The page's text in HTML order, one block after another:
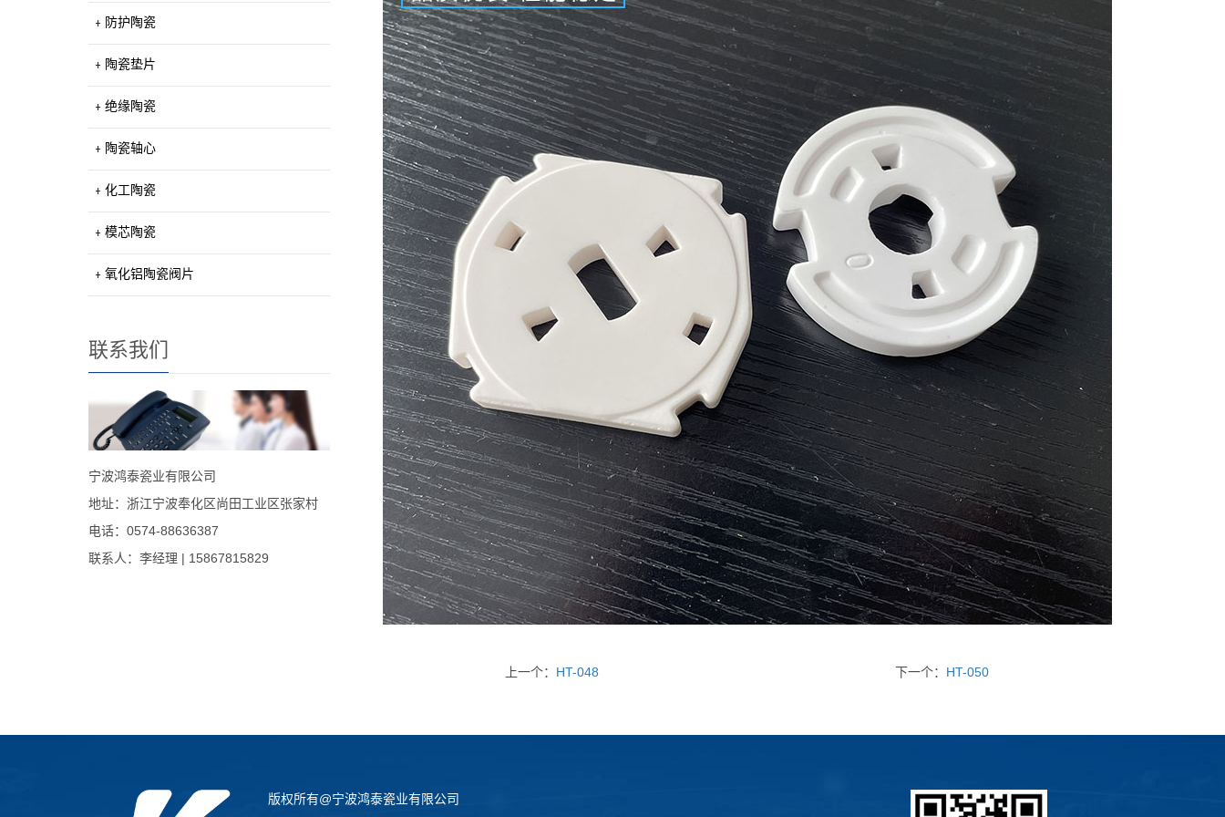
上一个： HT-048 下一个： HT-050
防护陶瓷
陶瓷垫片
绝缘陶瓷
陶瓷轴心
化工陶瓷
模芯陶瓷
氧化铝陶瓷阀片
联系我们
宁波鸿泰瓷业有限公司
地址：浙江宁波奉化区尚田工业区张家村
电话：0574-88636387
联系人：李经理 | 15867815829
版权所有@宁波鸿泰瓷业有限公司